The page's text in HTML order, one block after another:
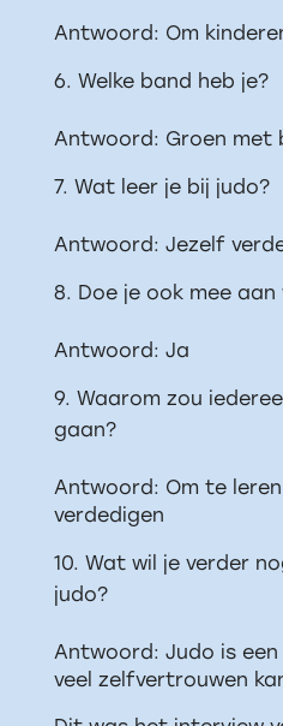
Antwoord: Om
Welke band heb je?
Antwoord: Groen met
Wat leer je bij judo?
Antwoord: Jezelf
Doe je ook mee
Antwoord: Ja
Waarom zou
gaan?
Antwoord: Om te
verdedigen
Wat wil je verder
judo?
Antwoord: Judo is
veel zelfvertrouwen